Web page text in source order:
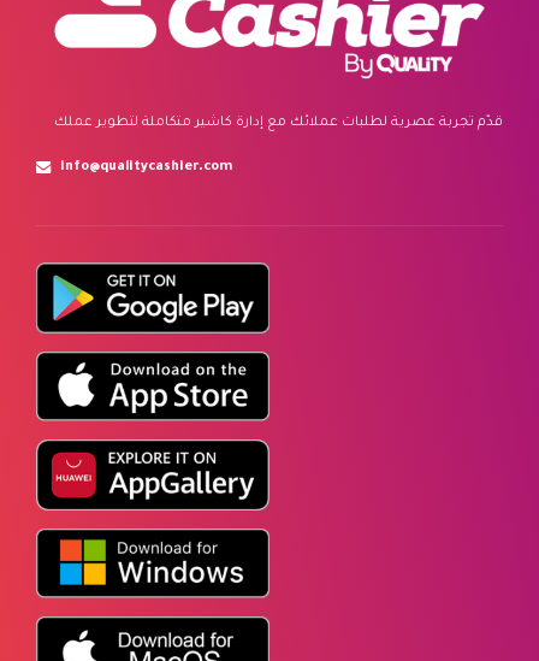
قدّم تجربة عصرية لطلبات عملائك مع إدارة كاشير متكاملة لتطوير عملك
info@qualitycashier.com